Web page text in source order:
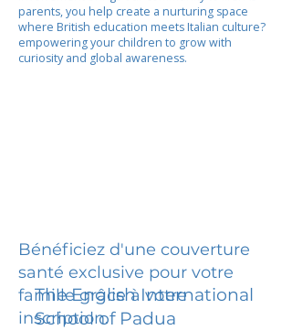
parents, you help create a nurturing space
where British education meets Italian culture?
empowering your children to grow with
curiosity and global awareness.
Bénéficiez d'une couverture
santé exclusive pour votre
famille grâce à votre
inscription.
The English International
School of Padua